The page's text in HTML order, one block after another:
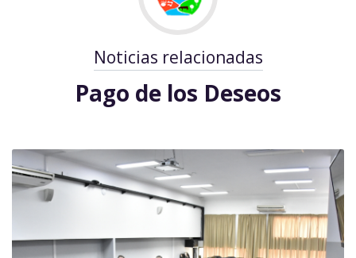
Noticias relacionadas
Pago de los Deseos